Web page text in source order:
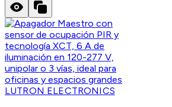
LUTRON ELECTRONICS